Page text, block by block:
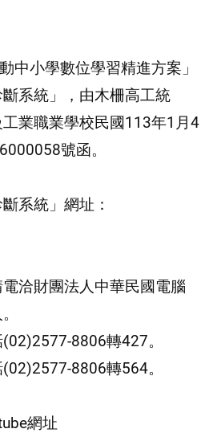
中小學數位學習精進方案」
系統」，由木柵高工統
業職業學校民國113年1月4
號函。
系統」網址：
洽財團法人中華民國電腦
8806轉427。
8806轉564。
網址